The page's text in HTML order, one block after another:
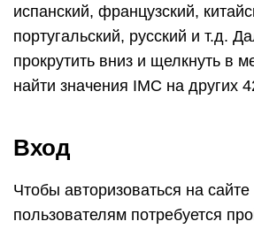
испанский, французский,
португальский, русский и т.д.
прокрутить вниз и щелкнуть в
найти значения IMC на других
Вход
Чтобы авторизоваться на
пользователям потребуется